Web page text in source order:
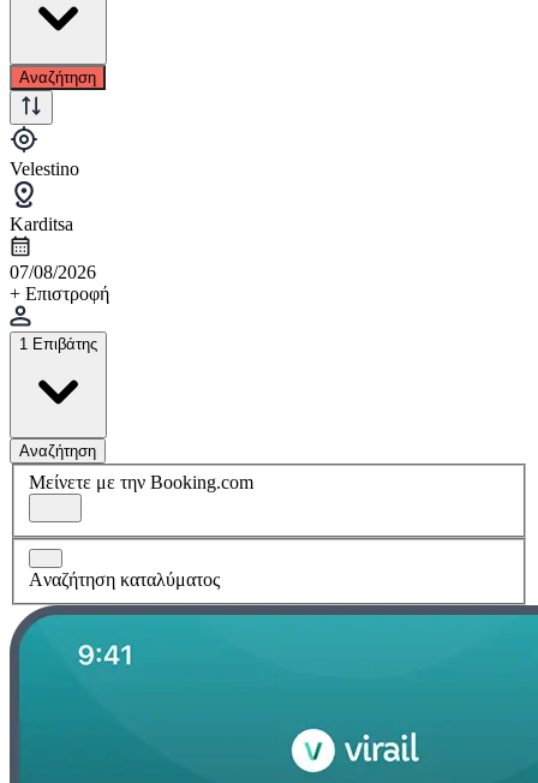
Αναζήτηση
Velestino
Karditsa
07/08/2026
+ Επιστροφή
1 Επιβάτης
Αναζήτηση
Μείνετε με την Booking.com
Aναζήτηση καταλύματος